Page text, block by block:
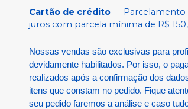
Cartão de crédito - Parcelamento
juros com parcela mínima de R$
Nossas vendas são exclusivas para
devidamente habilitados. Por isso, o
realizados após a confirmação dos
itens que constam no pedido. Fique
seu pedido faremos a análise e caso